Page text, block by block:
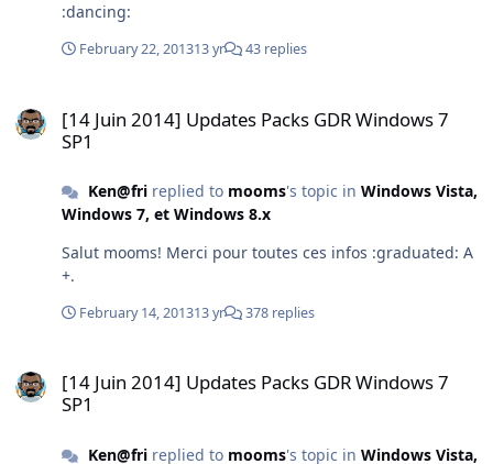
:dancing:
February 22, 201313 yr 43 replies
[14 Juin 2014] Updates Packs GDR Windows 7
SP1
Ken@frireplied to mooms's topic in Windows Vista,
Windows 7, et Windows 8.x
Salut mooms! Merci pour toutes ces infos :graduated: A
+.
February 14, 201313 yr 378 replies
[14 Juin 2014] Updates Packs GDR Windows 7
SP1
Ken@frireplied to mooms's topic in Windows Vista,